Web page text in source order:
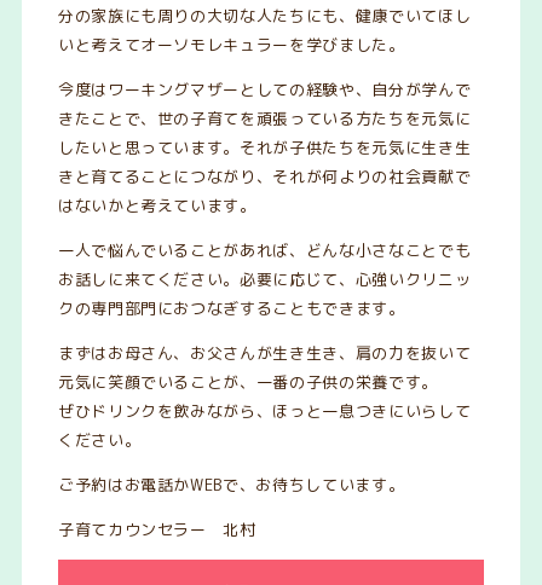
分の家族にも周りの大切な人たちにも、健康でいてほし
いと考えてオーソモレキュラーを学びました。
今度はワーキングマザーとしての経験や、自分が学んで
きたことで、世の子育てを頑張っている方たちを元気に
したいと思っています。それが子供たちを元気に生き生
きと育てることにつながり、それが何よりの社会貢献で
はないかと考えています。
一人で悩んでいることがあれば、どんな小さなことでも
お話しに来てください。必要に応じて、心強いクリニッ
クの専門部門におつなぎすることもできます。
まずはお母さん、お父さんが生き生き、肩の力を抜いて
元気に笑顔でいることが、一番の子供の栄養です。
ぜひドリンクを飲みながら、ほっと一息つきにいらして
ください。
ご予約はお電話かWEBで、お待ちしています。
子育てカウンセラー 北村